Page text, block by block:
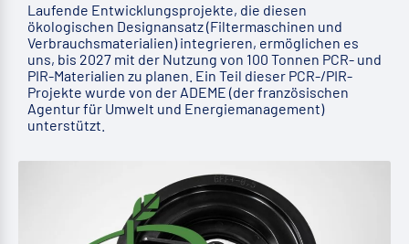
Laufende Entwicklungsprojekte, die diesen
ökologischen Designansatz (Filtermaschinen und
Verbrauchsmaterialien) integrieren, ermöglichen es
uns, bis 2027 mit der Nutzung von 100 Tonnen PCR- und
PIR-Materialien zu planen. Ein Teil dieser PCR-/PIR-
Projekte wurde von der ADEME (der französischen
Agentur für Umwelt und Energiemanagement)
unterstützt.